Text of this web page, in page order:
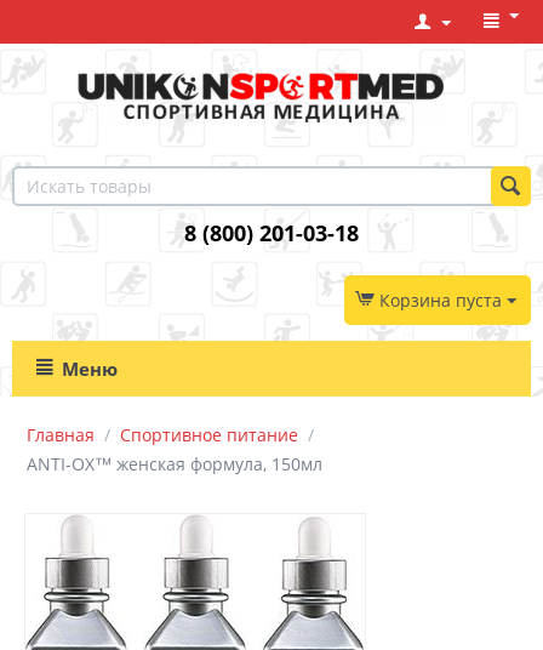
8 (800) 201-03-18
Корзина пуста
Меню
Главная / Спортивное питание /
ANTI-OX™ женская формула, 150мл